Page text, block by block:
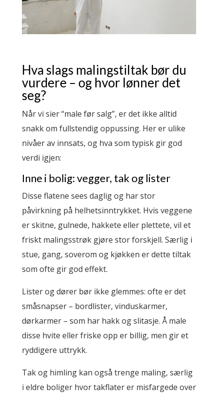
Hva slags malingstiltak bør du
vurdere – og hvor lønner det
seg?
Når vi sier “male før salg”, er det ikke alltid
snakk om fullstendig oppussing. Her er ulike
nivåer av innsats, og hva som typisk gir god
verdi igjen:
Inne i bolig: vegger, tak og lister
Disse flatene sees daglig og har stor
påvirkning på helhetsinntrykket. Hvis veggene
er skitne, gulnede, hakkete eller plettete, vil et
friskt malingsstrøk gjøre stor forskjell. Særlig i
stue, gang, soverom og kjøkken er dette tiltak
som ofte gir god effekt.
Lister og dører bør ikke glemmes: ofte er det
småsnapser – bordlister, vinduskarmer,
dørkarmer – som har hakk og slitasje. Å male
disse hvite eller friske opp er billig, men gir et
ryddigere uttrykk.
Tak og himling kan også trenge maling, særlig
i eldre boliger hvor takflater er misfargede over